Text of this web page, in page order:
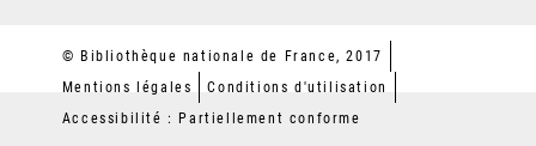
© Bibliothèque nationale de France, 2017
Mentions légales
Conditions d'utilisation
Accessibilité : Partiellement conforme